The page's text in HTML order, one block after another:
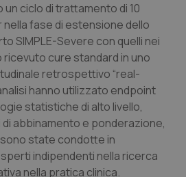
& Rettocolite Ulcerosa
patologie neurodegenerative
ciclo di trattamento di 10
nella fase di estensione dello
SIMPLE-Severe con quelli nei
cure standard in uno
retrospettivo “real-
hanno utilizzato endpoint
statistiche di alto livello,
abbinamento e ponderazione,
state condotte in
indipendenti nella ricerca
nella pratica clinica.